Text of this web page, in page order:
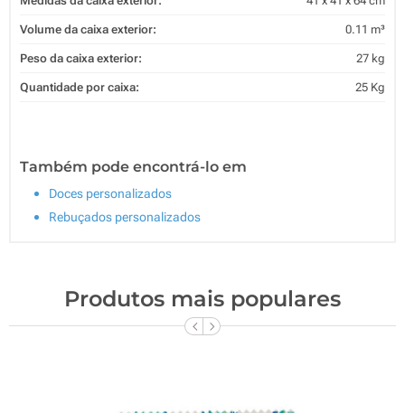
Volume da caixa exterior: 0.11 m³
Peso da caixa exterior: 27 kg
Quantidade por caixa: 25 Kg
Também pode encontrá-lo em
Doces personalizados
Rebuçados personalizados
Produtos mais populares